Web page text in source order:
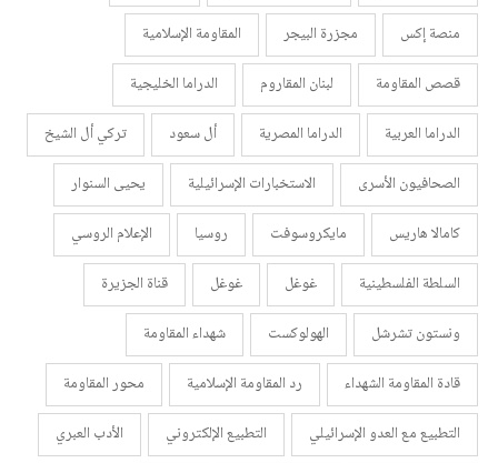
منصة إكس
مجزرة البيجر
المقاومة الإسلامية
قصص المقاومة
لبنان المقاروم
الدراما الخليجية
الدراما العربية
الدراما المصرية أل سعود
تركي أل الشيخ
الصحافيون الأسرى
الاستخبارات الإسرائيلية
يحيى السنوار
كامالا هاريس
مايكروسوفت روسيا
الإعلام الروسي
السلطة الفلسطينية
غوغل غوغل
قناة الجزيرة
ونستون تشرشل
الهولوكست
شهداء المقاومة
قادة المقاومة الشهداء
رد المقاومة الإسلامية
محور المقاومة
التطبيع مع العدو الإسرائيلي
التطبيع الإلكتروني
الأدب العبري